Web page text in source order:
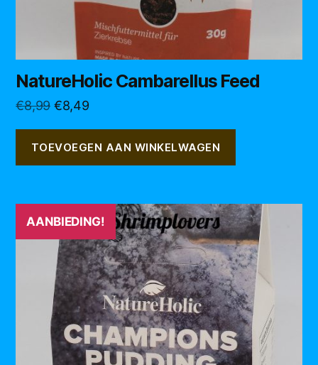
NatureHolic Cambarellus Feed
€8,99 Oorspronkelijke
was:
€8,99.
€8,49Huidige
is:
€8,49.
TOEVOEGEN AAN WINKELWAGEN
AANBIEDING!